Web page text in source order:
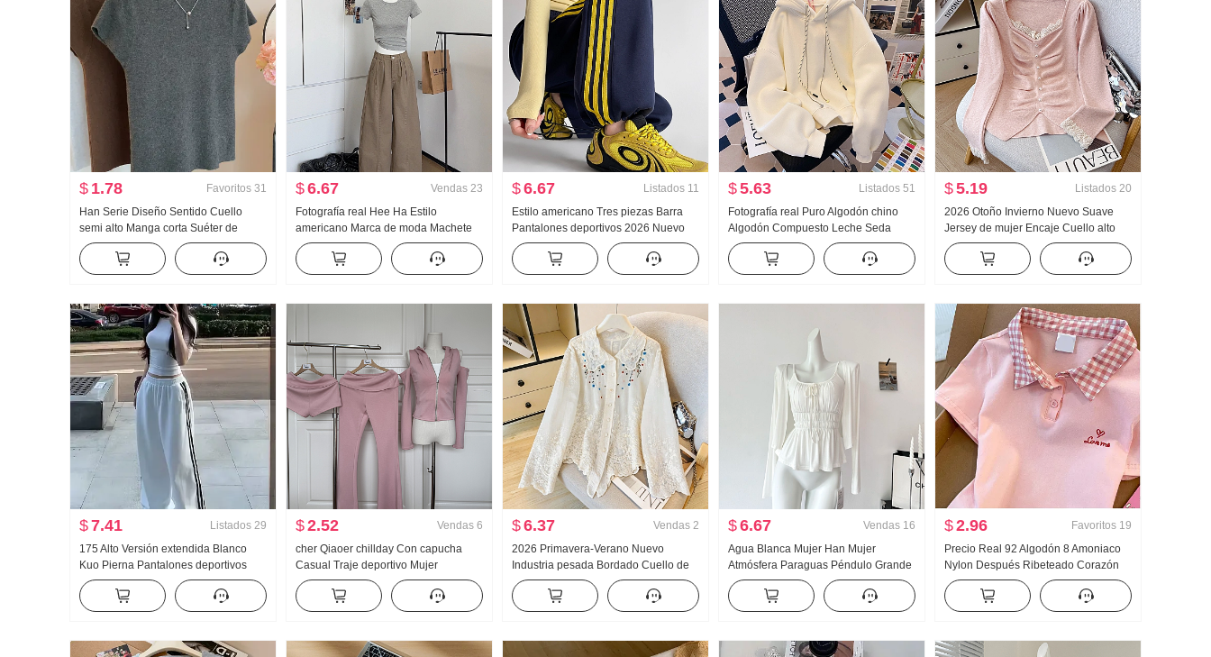
$ 1.78 Favoritos 31
Han Serie Diseño Sentido Cuello
semi alto Manga corta Suéter de
punto Mujer Otoño 2024 Nuevo Color
sólido Versátil Ajustado Adelgazante
Top
$6.67 Vendas 23
Fotografía real Hee Ha Estilo
americano Marca de moda Machete
Vaqueros Holgado Kuo Pierna Casual
Pantalones
$6.67 Listados 11
Estilo americano Tres piezas Barra
Pantalones deportivos 2026 Nuevo
Otoño Talle alto Kuo Pierna Puño
ajustado Pantalones casuales Wei
Pantalones Pantalones cargo
$5.63 Listados 51
Fotografía real Puro Algodón chino
Algodón Compuesto Leche Seda
Sudadera Mujer Versión ligera 2025
Otoño Nuevo Con capucha Manga
Larga Camiseta Top
$5.19 Listados 20
2026 Otoño Invierno Nuevo Suave
Jersey de mujer Encaje Cuello alto
Acolchado Suéter de punto Mujer
Diseño Sentido Encaje Manga Larga
Top
$7.41 Listados 29
175 Alto Versión extendida Blanco
Kuo Pierna Pantalones deportivos
Mujer Primavera y otoño Nuevo
Versátil Rayas Casual Arrastrando
Pantalones
$2.52 Vendas 6
cher Qiaoer chillday Con capucha
Casual Traje deportivo Mujer
Primavera Hombros descubiertos
Abrigo pantalones acampanados
Conjunto de tres piezas
$6.37 Vendas 2
2026 Primavera-Verano Nuevo
Industria pesada Bordado Cuello de
muñeca Camisa para mujer Estilo
francés Retro Protección solar
Cárdigan
$6.67 Vendas 16
Agua Blanca Mujer Han Mujer
Atmósfera Paraguas Péndulo Grande
u Collar Tirantes Dos Ropa Diseño
Sentido Cárdigan Mujer Verano
Adelgazante Tirantes Top
$2.96 Favoritos 19
Precio Real 92 Algodón 8 Amoniaco
Nylon Después Ribeteado Corazón
Bordado Dulce Corto Cuello polo
Camiseta Ajustado Petite Moda